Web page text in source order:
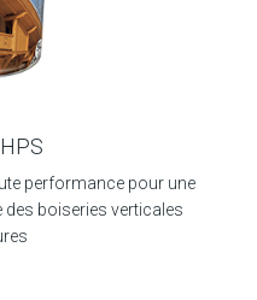
performance pour une
boiseries verticales